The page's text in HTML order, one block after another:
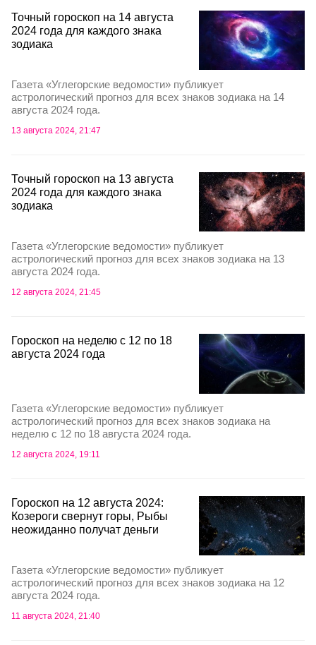
Точный гороскоп на 14 августа
2024 года для каждого знака
зодиака
Газета «Углегорские ведомости» публикует
астрологический прогноз для всех знаков зодиака на 14
августа 2024 года.
13 августа 2024, 21:47
Точный гороскоп на 13 августа
2024 года для каждого знака
зодиака
Газета «Углегорские ведомости» публикует
астрологический прогноз для всех знаков зодиака на 13
августа 2024 года.
12 августа 2024, 21:45
Гороскоп на неделю с 12 по 18
августа 2024 года
Газета «Углегорские ведомости» публикует
астрологический прогноз для всех знаков зодиака на
неделю с 12 по 18 августа 2024 года.
12 августа 2024, 19:11
Гороскоп на 12 августа 2024:
Козероги свернут горы, Рыбы
неожиданно получат деньги
Газета «Углегорские ведомости» публикует
астрологический прогноз для всех знаков зодиака на 12
августа 2024 года.
11 августа 2024, 21:40